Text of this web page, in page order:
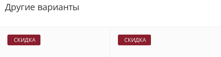
Другие варианты
СКИДКА СКИДКА